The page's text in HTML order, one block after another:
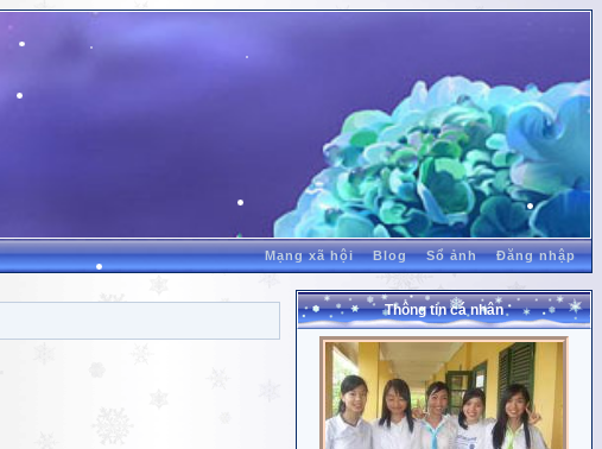
Mạng xã hội Blog Sổ ảnh Đăng nhập
Thông tin cá nhân